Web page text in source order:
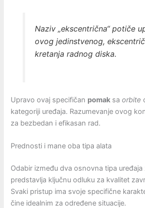
Naziv „ekscentrična“ potiče
ovog jedinstvenog,
kretanja radnog diska.
Upravo ovaj specifičan pomak saorbite
kategoriji uređaja. Razumevanje ovog
za bezbedan i efikasan rad.
Prednosti i mane oba tipa alata
Odabir između dva osnovna tipa uređaja
predstavlja ključnu odluku za kvalitet
Svaki pristup ima svoje specifične
čine idealnim za određene situacije.